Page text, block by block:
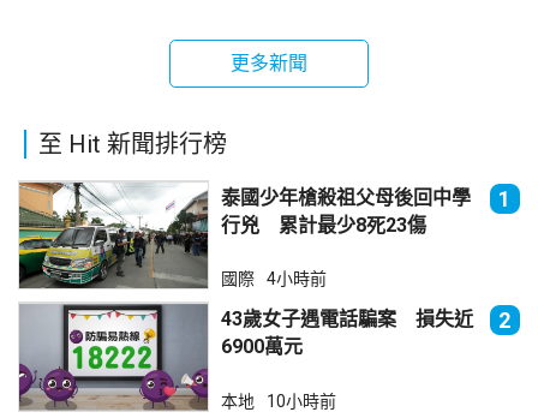
更多新聞
至 Hit 新聞排行榜
泰國少年槍殺祖父母後回中學
行兇 累計最少8死23傷
1
國際 4小時前
43歲女子遇電話騙案 損失近
6900萬元
2
本地 10小時前